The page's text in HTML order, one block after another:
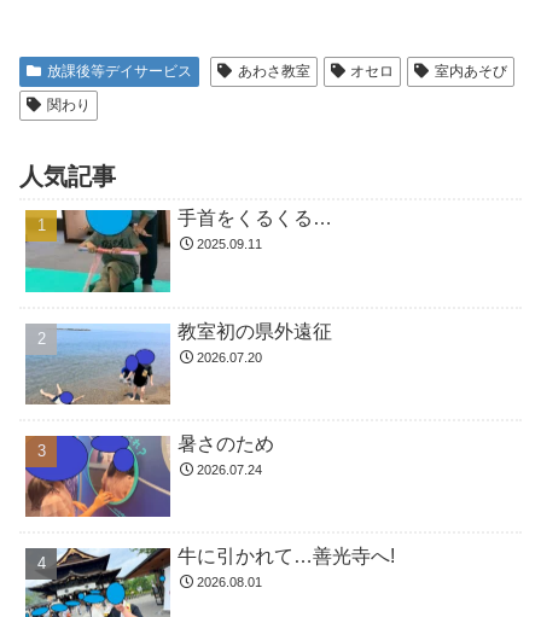
放課後等デイサービス あわさ教室 オセロ
室内あそび
関わり
人気記事
手首をくるくる…
2025.09.11
教室初の県外遠征
2026.07.20
暑さのため
2026.07.24
牛に引かれて…善光寺へ!
2026.08.01